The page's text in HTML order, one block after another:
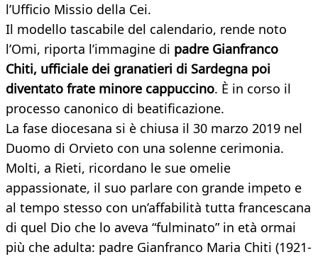
l’Ufficio Missio della Cei.
Il modello tascabile del calendario, rende noto
l’Omi, riporta l’immagine di padre Gianfranco
Chiti, ufficiale dei granatieri di Sardegna poi
diventato frate minore cappuccino. È in corso il
processo canonico di beatificazione.
La fase diocesana si è chiusa il 30 marzo 2019 nel
Duomo di Orvieto con una solenne cerimonia.
Molti, a Rieti, ricordano le sue omelie
appassionate, il suo parlare con grande impeto e
al tempo stesso con un’affabilità tutta francescana
di quel Dio che lo aveva “fulminato” in età ormai
più che adulta: padre Gianfranco Maria Chiti (1921-